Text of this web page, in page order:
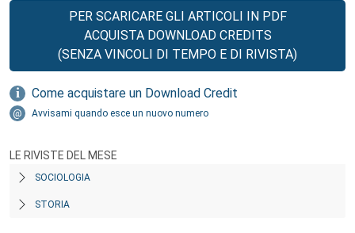
PER SCARICARE GLI ARTICOLI IN PDF
ACQUISTA DOWNLOAD CREDITS
(SENZA VINCOLI DI TEMPO E DI RIVISTA)
Come acquistare un Download Credit
Avvisami quando esce un nuovo numero
LE RIVISTE DEL MESE
SOCIOLOGIA
STORIA